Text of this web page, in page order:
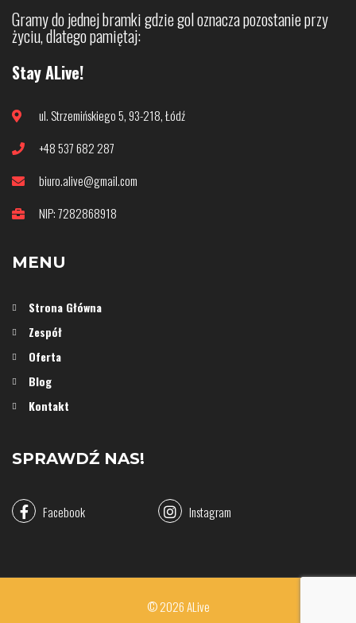
Gramy do jednej bramki gdzie gol oznacza pozostanie przy
życiu, dlatego pamiętaj:
Stay ALive!
ul. Strzemińskiego 5, 93-218, Łódź
+48 537 682 287
biuro.alive@gmail.com
NIP: 7282868918
MENU
Strona Główna
Zespół
Oferta
Blog
Kontakt
SPRAWDŹ NAS!
Facebook Instagram
© 2026 ALive